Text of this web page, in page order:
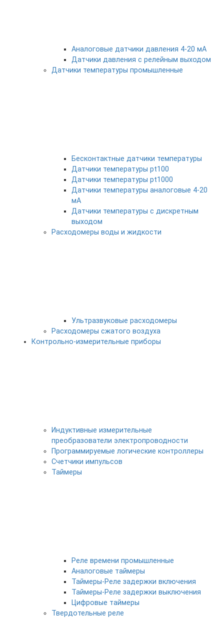
Аналоговые датчики давления 4-20 мА
Датчики давления с релейным выходом
Датчики температуры промышленные
Бесконтактные датчики температуры
Датчики температуры pt100
Датчики температуры pt1000
Датчики температуры аналоговые 4-20
мА
Датчики температуры с дискретным
выходом
Расходомеры воды и жидкости
Ультразвуковые расходомеры
Расходомеры сжатого воздуха
Контрольно-измерительные приборы
Индуктивные измерительные
преобразователи электропроводности
Программируемые логические контроллеры
Счетчики импульсов
Таймеры
Реле времени промышленные
Аналоговые таймеры
Таймеры-Реле задержки включения
Таймеры-Реле задержки выключения
Цифровые таймеры
Твердотельные реле